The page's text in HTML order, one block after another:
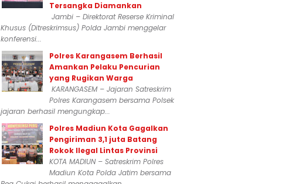
Tersangka Diamankan
Jambi – Direktorat Reserse Kriminal
Khusus (Ditreskrimsus) Polda Jambi menggelar
konferensi...
Polres Karangasem Berhasil
Amankan Pelaku Pencurian
yang Rugikan Warga
KARANGASEM – Jajaran Satreskrim
Polres Karangasem bersama Polsek
jajaran berhasil mengungkap...
Polres Madiun Kota Gagalkan
Pengiriman 3,1 juta Batang
Rokok Ilegal Lintas Provinsi
KOTA MADIUN – Satreskrim Polres
Madiun Kota Polda Jatim bersama